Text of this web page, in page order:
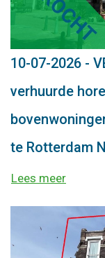
10-07-2026 -
verhuurde
te Rotterdam
Lees meer